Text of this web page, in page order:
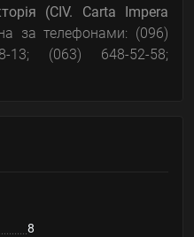
(CIV. Carta Impera
за телефонами: (096)
13; (063) 648-52-58;
8